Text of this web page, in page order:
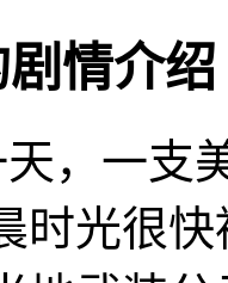
情介绍 ·
，一支
时光很